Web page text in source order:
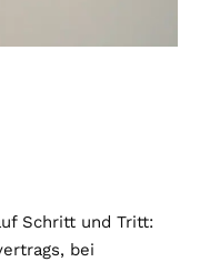
Schritt und Tritt:
bei